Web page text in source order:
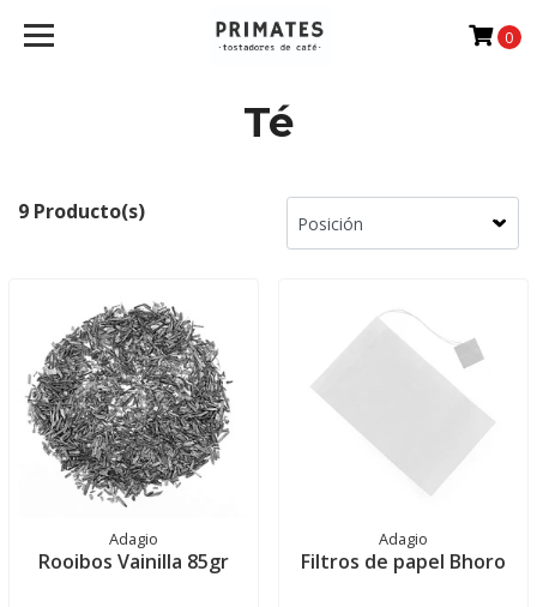
0
Té
9 Producto(s)
Adagio
Rooibos Vainilla 85gr
Adagio
Filtros de papel Bhoro